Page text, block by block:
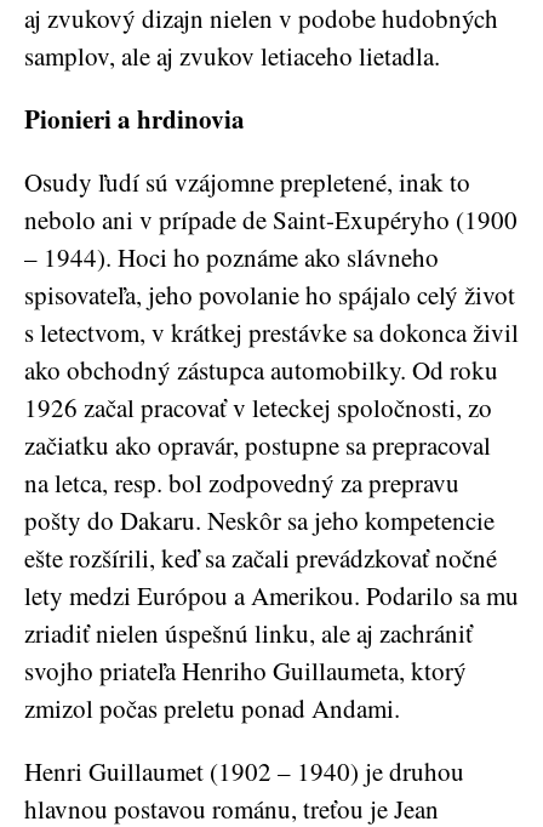
aj zvukový dizajn nielen v podobe hudobných
samplov, ale aj zvukov letiaceho lietadla.
Pionieri a hrdinovia
Osudy ľudí sú vzájomne prepletené, inak to
nebolo ani v prípade de Saint-Exupéryho (1900
– 1944). Hoci ho poznáme ako slávneho
spisovateľa, jeho povolanie ho spájalo celý život
s letectvom, v krátkej prestávke sa dokonca živil
ako obchodný zástupca automobilky. Od roku
1926 začal pracovať v leteckej spoločnosti, zo
začiatku ako opravár, postupne sa prepracoval
na letca, resp. bol zodpovedný za prepravu
pošty do Dakaru. Neskôr sa jeho kompetencie
ešte rozšírili, keď sa začali prevádzkovať nočné
lety medzi Európou a Amerikou. Podarilo sa mu
zriadiť nielen úspešnú linku, ale aj zachrániť
svojho priateľa Henriho Guillaumeta, ktorý
zmizol počas preletu ponad Andami.
Henri Guillaumet (1902 – 1940) je druhou
hlavnou postavou románu, treťou je Jean